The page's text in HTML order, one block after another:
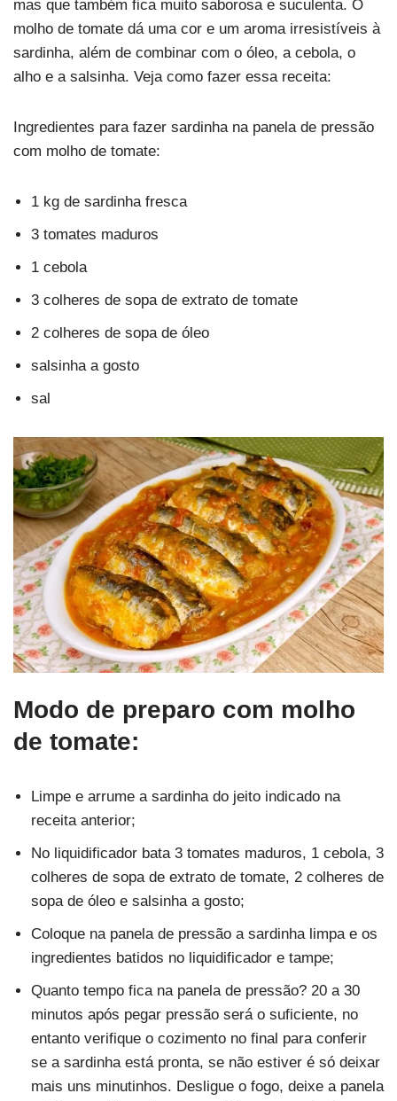
mas que também fica muito saborosa e suculenta. O
molho de tomate dá uma cor e um aroma irresistíveis à
sardinha, além de combinar com o óleo, a cebola, o
alho e a salsinha. Veja como fazer essa receita:
Ingredientes para fazer sardinha na panela de pressão
com molho de tomate:
1 kg de sardinha fresca
3 tomates maduros
1 cebola
3 colheres de sopa de extrato de tomate
2 colheres de sopa de óleo
salsinha a gosto
sal
Modo de preparo com molho
de tomate:
Limpe e arrume a sardinha do jeito indicado na
receita anterior;
No liquidificador bata 3 tomates maduros, 1 cebola, 3
colheres de sopa de extrato de tomate, 2 colheres de
sopa de óleo e salsinha a gosto;
Coloque na panela de pressão a sardinha limpa e os
ingredientes batidos no liquidificador e tampe;
Quanto tempo fica na panela de pressão? 20 a 30
minutos após pegar pressão será o suficiente, no
entanto verifique o cozimento no final para conferir
se a sardinha está pronta, se não estiver é só deixar
mais uns minutinhos. Desligue o fogo, deixe a panela